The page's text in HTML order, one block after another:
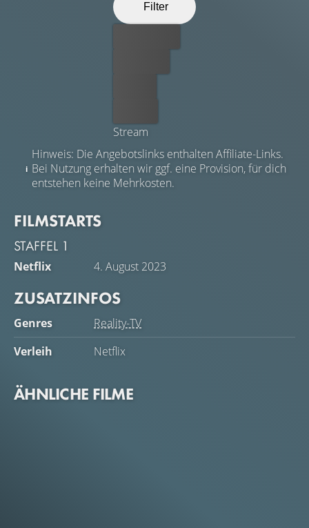
Filter
Stream
Hinweis: Die Angebotslinks enthalten Affiliate-Links.
Bei Nutzung erhalten wir ggf. eine Provision, für dich
entstehen keine Mehrkosten.
FILMSTARTS
STAFFEL 1
Netflix 4. August 2023
ZUSATZINFOS
Genres
Reality-TV
Verleih
Netflix
ÄHNLICHE FILME